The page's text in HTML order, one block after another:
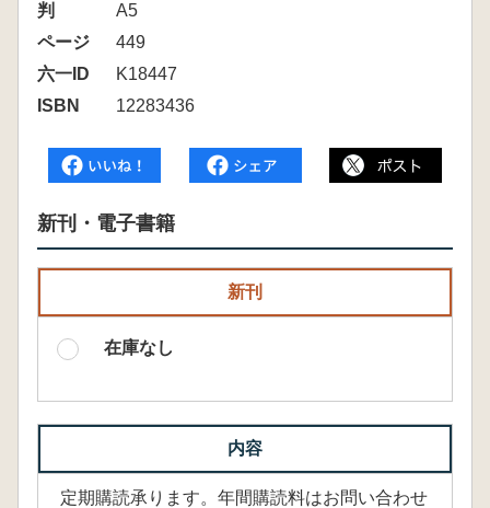
判
A5
ページ
449
六一ID
K18447
ISBN
12283436
新刊・電子書籍
新刊
在庫なし
内容
定期購読承ります。年間購読料はお問い合わせ